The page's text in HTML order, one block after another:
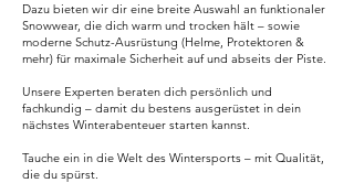
Dazu bieten wir dir eine breite Auswahl an funktionaler
Snowwear, die dich warm und trocken hält – sowie
moderne Schutz-Ausrüstung (Helme, Protektoren &
mehr) für maximale Sicherheit auf und abseits der Piste.
Unsere Experten beraten dich persönlich und
fachkundig – damit du bestens ausgerüstet in dein
nächstes Winterabenteuer starten kannst.
Tauche ein in die Welt des Wintersports – mit Qualität,
die du spürst.